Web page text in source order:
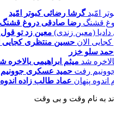
گرشا رضائیکبوتر امّید
رضا صادقی دروغ قشنگ
معین زدتو قول
حسین منتظریکجایی
احمد سلو خزر
میثم ابراهیمی بالاخره
حمید عسکری
عماد طالب زاده